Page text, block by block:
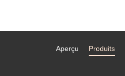
Produits
Aperçu